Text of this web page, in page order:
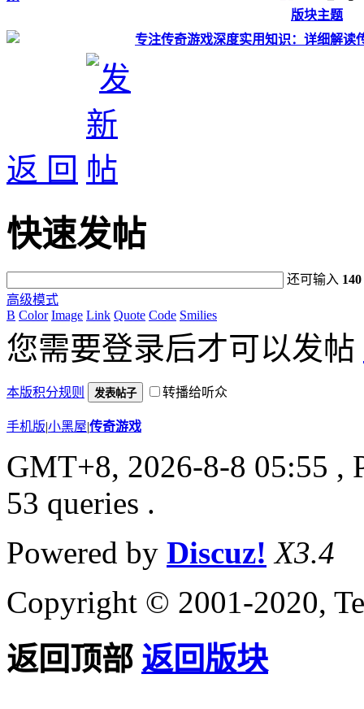
版块主题
专注传奇游戏深度实用知识：详细解读
返 回
快速发帖
还可输入 140
高级模式
B Color Image Link Quote Code Smilies
您需要登录后才可以发帖
本版积分规则 发表帖子 转播给听众
手机版|小黑屋|传奇游戏
GMT+8, 2026-8-8 05:55 ,
53 queries .
Powered by Discuz! X3.4
Copyright © 2001-2020,
返回顶部 返回版块